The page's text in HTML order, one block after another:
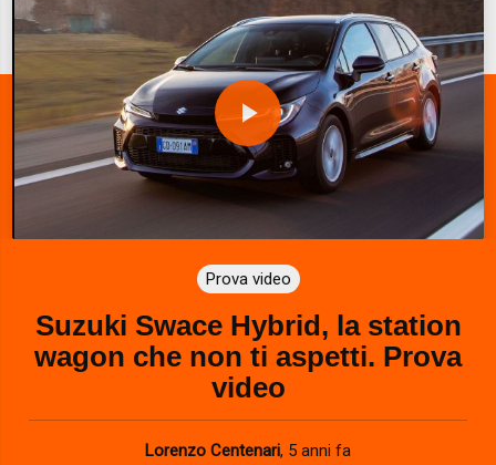
P
l
a
y
V
i
d
Prova video
Suzuki Swace Hybrid, la station
wagon che non ti aspetti. Prova
video
Lorenzo Centenari, 5 anni fa